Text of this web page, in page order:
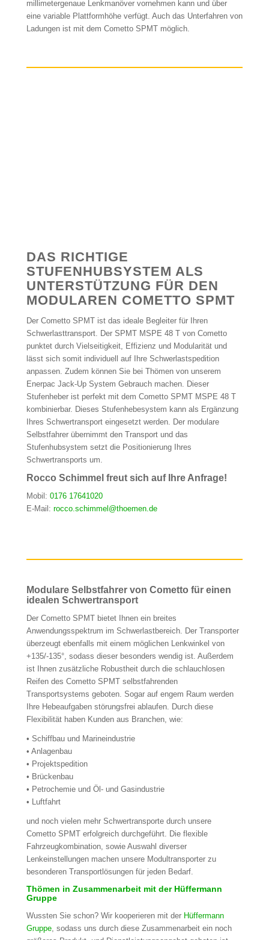
millimetergenaue Lenkmanöver vornehmen kann und über
eine variable Plattformhöhe verfügt. Auch das Unterfahren von
Ladungen ist mit dem Cometto SPMT möglich.
DAS RICHTIGE
STUFENHUBSYSTEM ALS
UNTERSTÜTZUNG FÜR DEN
MODULAREN COMETTO SPMT
Der Cometto SPMT ist das ideale Begleiter für Ihren
Schwerlasttransport. Der SPMT MSPE 48 T von Cometto
punktet durch Vielseitigkeit, Effizienz und Modularität und
lässt sich somit individuell auf Ihre Schwerlastspedition
anpassen. Zudem können Sie bei Thömen von unserem
Enerpac Jack-Up System Gebrauch machen. Dieser
Stufenheber ist perfekt mit dem Cometto SPMT MSPE 48 T
kombinierbar. Dieses Stufenhebesystem kann als Ergänzung
Ihres Schwertransport eingesetzt werden. Der modulare
Selbstfahrer übernimmt den Transport und das
Stufenhubsystem setzt die Positionierung Ihres
Schwertransports um.
Rocco Schimmel freut sich auf Ihre Anfrage!
Mobil: 0176 17641020
E-Mail: rocco.schimmel@thoemen.de
Modulare Selbstfahrer von Cometto für einen
idealen Schwertransport
Der Cometto SPMT bietet Ihnen ein breites
Anwendungsspektrum im Schwerlastbereich. Der Transporter
überzeugt ebenfalls mit einem möglichen Lenkwinkel von
+135/-135°, sodass dieser besonders wendig ist. Außerdem
ist Ihnen zusätzliche Robustheit durch die schlauchlosen
Reifen des Cometto SPMT selbstfahrenden
Transportsystems geboten. Sogar auf engem Raum werden
Ihre Hebeaufgaben störungsfrei ablaufen. Durch diese
Flexibilität haben Kunden aus Branchen, wie:
• Schiffbau und Marineindustrie
• Anlagenbau
• Projektspedition
• Brückenbau
• Petrochemie und Öl- und Gasindustrie
• Luftfahrt
und noch vielen mehr Schwertransporte durch unsere
Cometto SPMT erfolgreich durchgeführt. Die flexible
Fahrzeugkombination, sowie Auswahl diverser
Lenkeinstellungen machen unsere Modultransporter zu
besonderen Transportlösungen für jeden Bedarf.
Thömen in Zusammenarbeit mit der Hüffermann
Gruppe
Wussten Sie schon? Wir kooperieren mit der Hüffermann
Gruppe, sodass uns durch diese Zusammenarbeit ein noch